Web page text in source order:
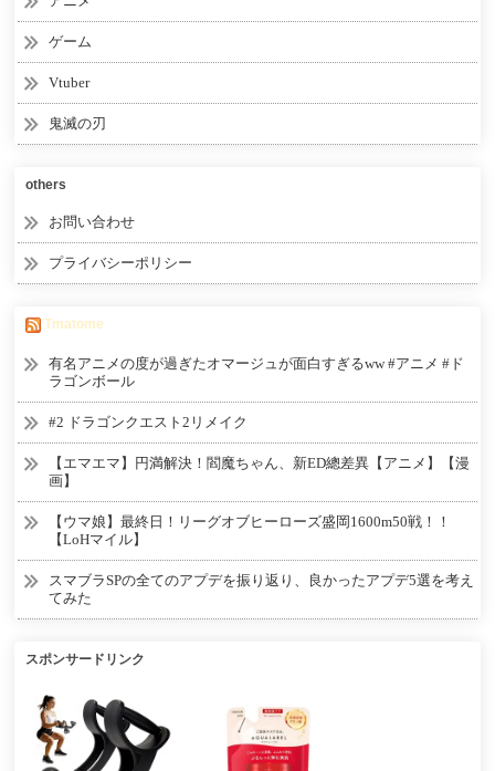
ゲーム
Vtuber
鬼滅の刃
others
お問い合わせ
プライバシーポリシー
Tmatome
有名アニメの度が過ぎたオマージュが面白すぎるww #アニメ #ド
ラゴンボール
#2 ドラゴンクエスト2リメイク
【エマエマ】円満解決！閻魔ちゃん、新ED總差異【アニメ】【漫
画】
【ウマ娘】最終日！リーグオブヒーローズ盛岡1600m50戦！！
【LoHマイル】
スマブラSPの全てのアプデを振り返り、良かったアプデ5選を考え
てみた
スポンサードリンク